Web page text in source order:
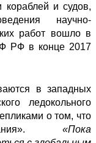
кораблей и судов,
научно-
работ вошло в
РФ в конце 2017
в западных
ледокольного
о том, что
«Пока